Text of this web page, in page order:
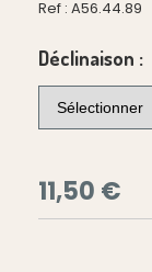
Ref : A56.44.89
Déclinaison :
11,50 €